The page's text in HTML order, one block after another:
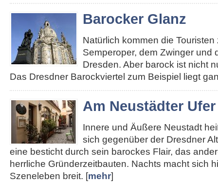
Barocker Glanz
Natürlich kommen die
Semperoper, dem Zwinger und
Dresden. Aber barock ist nicht
Das Dresdner Barockviertel zum Beispiel liegt
Am Neustädter Ufer
Innere und Äußere Neustadt
sich gegenüber der Dresdner
eine besticht durch sein barockes Flair, das
herrliche Gründerzeitbauten. Nachts macht sich
Szeneleben breit. [mehr]